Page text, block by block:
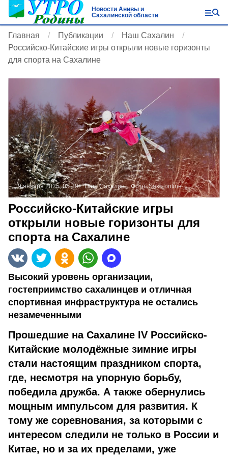
Новости Анивы и
Сахалинской области
Главная Публикации
Наш Сахалин
Российско-Китайские игры открыли новые горизонты
для спорта на Сахалине
19 января 2025, 05:29 Наш Сахалин Фото:Sakh.online
Российско-Китайские игры
открыли новые горизонты для
спорта на Сахалине
Высокий уровень организации,
гостеприимство сахалинцев и отличная
спортивная инфраструктура не остались
незамеченными
Прошедшие на Сахалине IV Российско-
Китайские молодёжные зимние игры
стали настоящим праздником спорта,
где, несмотря на упорную борьбу,
победила дружба. А также обернулись
мощным импульсом для развития. К
тому же соревнования, за которыми с
интересом следили не только в России и
Китае, но и за их пределами, уже